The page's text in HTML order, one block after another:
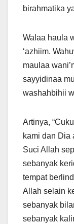
birahmatika
Walaa haula
‘azhiim.
maulaa
sayyidinaa
washahbihii
Artinya,
kami dan Dia
Suci Allah
sebanyak
tempat
Allah selain
sebanyak
sebanyak